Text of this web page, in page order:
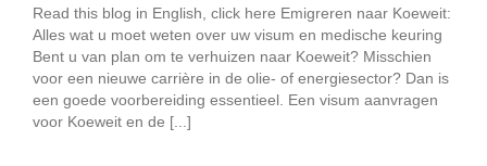
Read this blog in English, click here Emigreren naar Koeweit:
Alles wat u moet weten over uw visum en medische keuring
Bent u van plan om te verhuizen naar Koeweit? Misschien
voor een nieuwe carrière in de olie- of energiesector? Dan is
een goede voorbereiding essentieel. Een visum aanvragen
voor Koeweit en de [...]